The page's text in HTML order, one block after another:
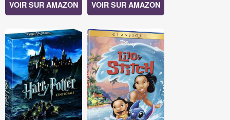
VOIR SUR AMAZON VOIR SUR AMAZON